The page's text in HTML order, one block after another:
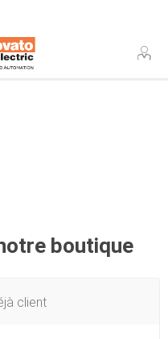
boutique
client